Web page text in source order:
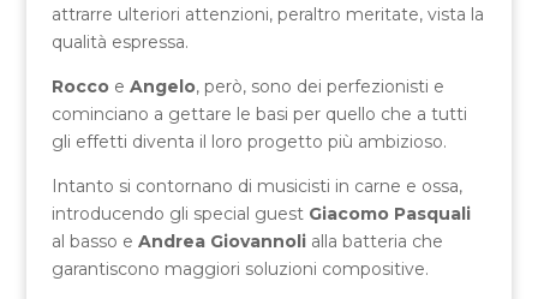
attrarre ulteriori attenzioni, peraltro meritate, vista la
qualità espressa.
Roccoe Angelo, però, sono dei perfezionisti e
cominciano a gettare le basi per quello che a tutti
gli effetti diventa il loro progetto più ambizioso.
Intanto si contornano di musicisti in carne e ossa,
introducendo gli special guest Giacomo Pasquali
al basso e Andrea Giovannolialla batteria che
garantiscono maggiori soluzioni compositive.